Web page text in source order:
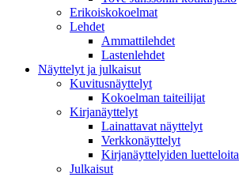
Erikoiskokoelmat
Lehdet
Ammattilehdet
Lastenlehdet
Näyttelyt ja julkaisut
Kuvitusnäyttelyt
Kokoelman taiteilijat
Kirjanäyttelyt
Lainattavat näyttelyt
Verkkonäyttelyt
Kirjanäyttelyiden luetteloita
Julkaisut